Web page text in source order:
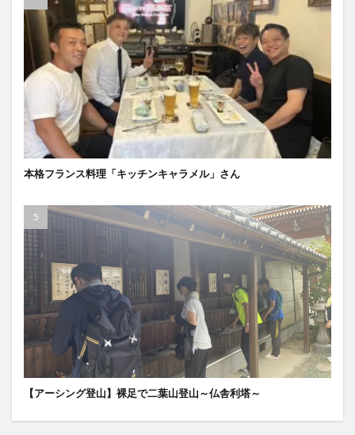
本格フランス料理「キッチンキャラメル」さん
【アーシング登山】裸足で二葉山登山～仏舎利塔～